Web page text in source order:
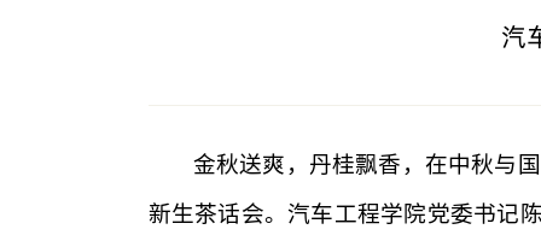
汽
金秋送爽，丹桂飘香，在中秋与
新生茶话会。汽车工程学院党委书记